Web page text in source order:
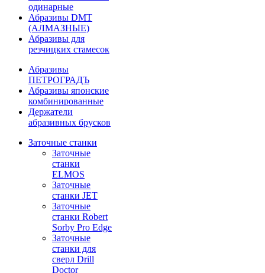
одинарные
Абразивы DMT
(АЛМАЗНЫЕ)
Абразивы для
резчицких стамесок
Абразивы
ПЕТРОГРАДЪ
Абразивы японские
комбинированные
Держатели
абразивных брусков
Заточные станки
Заточные
станки
ELMOS
Заточные
станки JET
Заточные
станки Robert
Sorby Pro Edge
Заточные
станки для
сверл Drill
Doctor